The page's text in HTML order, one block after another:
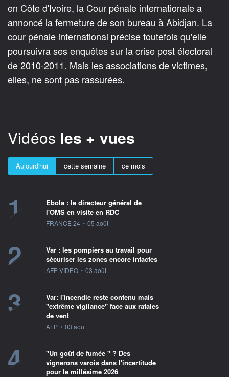
en Côte d'Ivoire, la Cour pénale internationale a
annoncé la fermeture de son bureau à Abidjan. La
cour pénale international précise toutefois qu'elle
poursuivra ses enquêtes sur la crise post électoral
de 2010-2011. Mais les associations de victimes,
elles, ne sont pas rassurées.
Vidéos les + vues
Aujourd'hui cette semaine ce mois
1
Ebola : le directeur général de
l'OMS en visite en RDC
information fournie par
FRANCE 24 • 05 août
2
Var : les pompiers au travail pour
sécuriser les zones encore intactes
information fournie par
AFP VIDEO • 03 août
3
Var: l'incendie reste contenu mais
"extrême vigilance" face aux rafales
de vent
information fournie par
AFP • 03 août
4
"Un goût de fumée " ? Des
vignerons varois dans l'incertitude
pour le millésime 2026